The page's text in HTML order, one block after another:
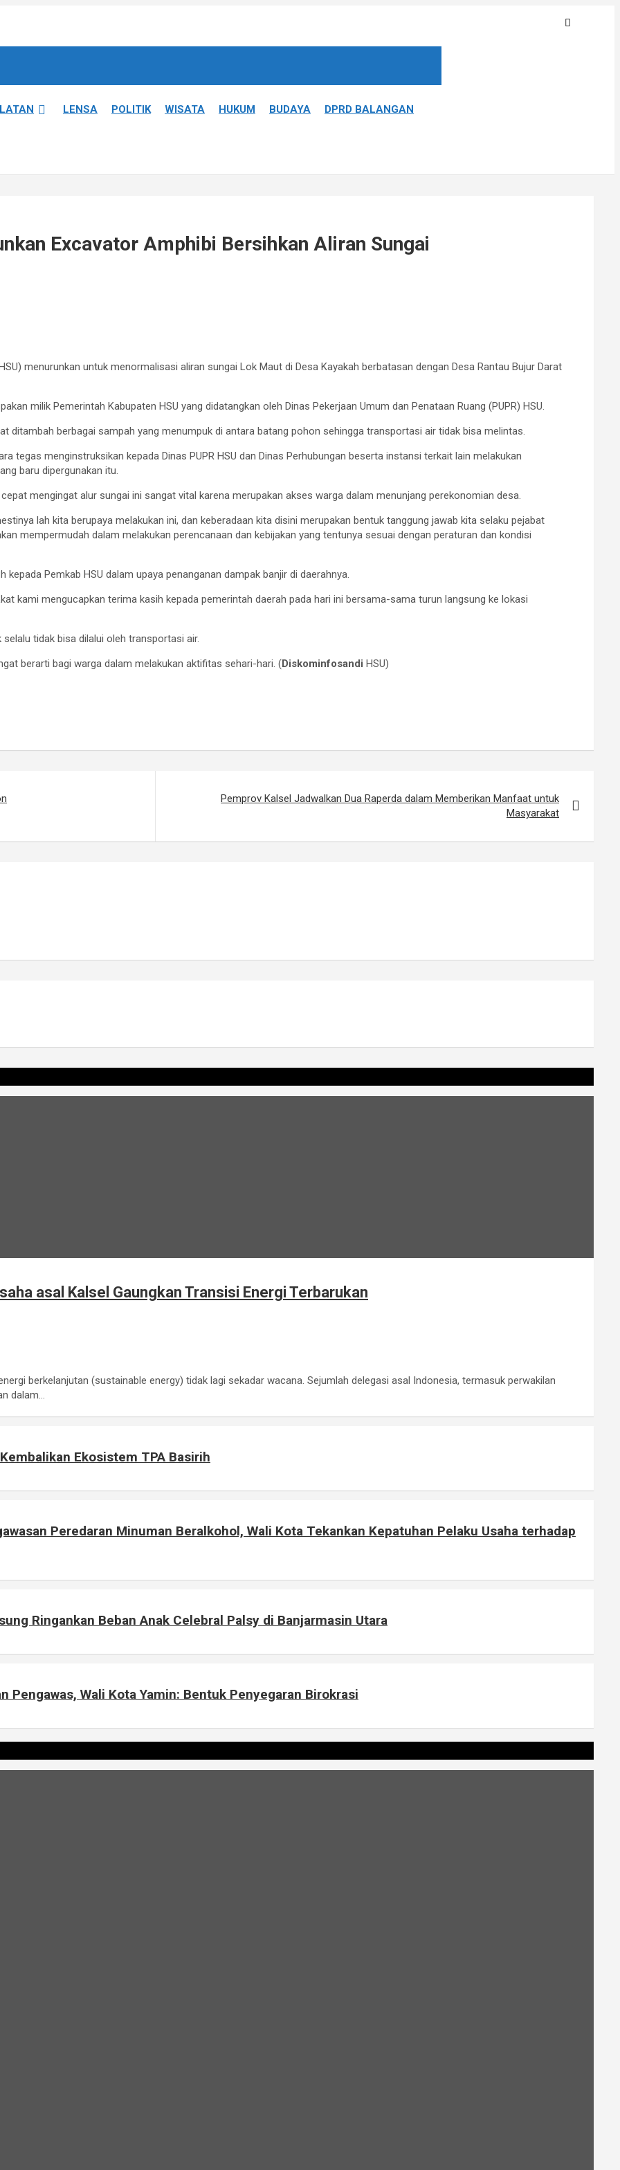
LENSA POLITIK WISATA HUKUM BUDAYA DPRD BALANGAN
Excavator Amphibi Bersihkan Aliran Sungai
menurunkan untuk menormalisasi aliran sungai Lok Maut di Desa Kayakah berbatasan dengan Desa Rantau Bujur Darat
milik Pemerintah Kabupaten HSU yang didatangkan oleh Dinas Pekerjaan Umum dan Penataan Ruang (PUPR) HSU.
ditambah berbagai sampah yang menumpuk di antara batang pohon sehingga transportasi air tidak bisa melintas.
tegas menginstruksikan kepada Dinas PUPR HSU dan Dinas Perhubungan beserta instansi terkait lain melakukan
baru dipergunakan itu.
mengingat alur sungai ini sangat vital karena merupakan akses warga dalam menunjang perekonomian desa.
lah kita berupaya melakukan ini, dan keberadaan kita disini merupakan bentuk tanggung jawab kita selaku pejabat
mempermudah dalam melakukan perencanaan dan kebijakan yang tentunya sesuai dengan peraturan dan kondisi
Pemkab HSU dalam upaya penanganan dampak banjir di daerahnya.
kami mengucapkan terima kasih kepada pemerintah daerah pada hari ini bersama-sama turun langsung ke lokasi
tidak bisa dilalui oleh transportasi air.
berarti bagi warga dalam melakukan aktifitas sehari-hari. (Diskominfosandi HSU)
Pemprov Kalsel Jadwalkan Dua Raperda dalam Memberikan Manfaat untuk
Masyarakat
asal Kalsel Gaungkan Transisi Energi Terbarukan
berkelanjutan (sustainable energy) tidak lagi sekadar wacana. Sejumlah delegasi asal Indonesia, termasuk perwakilan
dalam…
Ekosistem TPA Basirih
Peredaran Minuman Beralkohol, Wali Kota Tekankan Kepatuhan Pelaku Usaha terhadap
Ringankan Beban Anak Celebral Palsy di Banjarmasin Utara
Pengawas, Wali Kota Yamin: Bentuk Penyegaran Birokrasi